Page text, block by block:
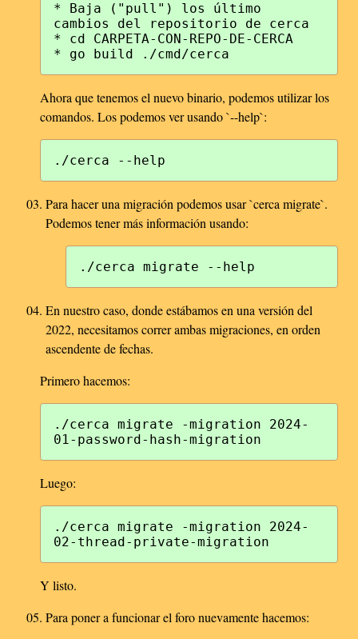
* Baja ("pull") los último
cambios del repositorio de cerca
* cd CARPETA-CON-REPO-DE-CERCA
Ahora que tenemos el nuevo binario, podemos utilizar los
comandos. Los podemos ver usando `--help`:
Para hacer una migración podemos usar `cerca migrate`.
Podemos tener más información usando:
En nuestro caso, donde estábamos en una versión del
2022, necesitamos correr ambas migraciones, en orden
ascendente de fechas.
Primero hacemos:
./cerca migrate -migration 2024-
Luego:
./cerca migrate -migration 2024-
Y listo.
Para poner a funcionar el foro nuevamente hacemos: